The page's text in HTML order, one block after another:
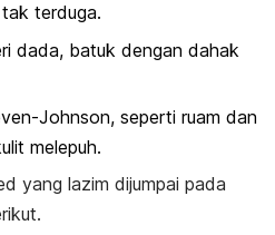
terduga.
dada, batuk dengan dahak
Johnson, seperti ruam dan
melepuh.
yang lazim dijumpai pada